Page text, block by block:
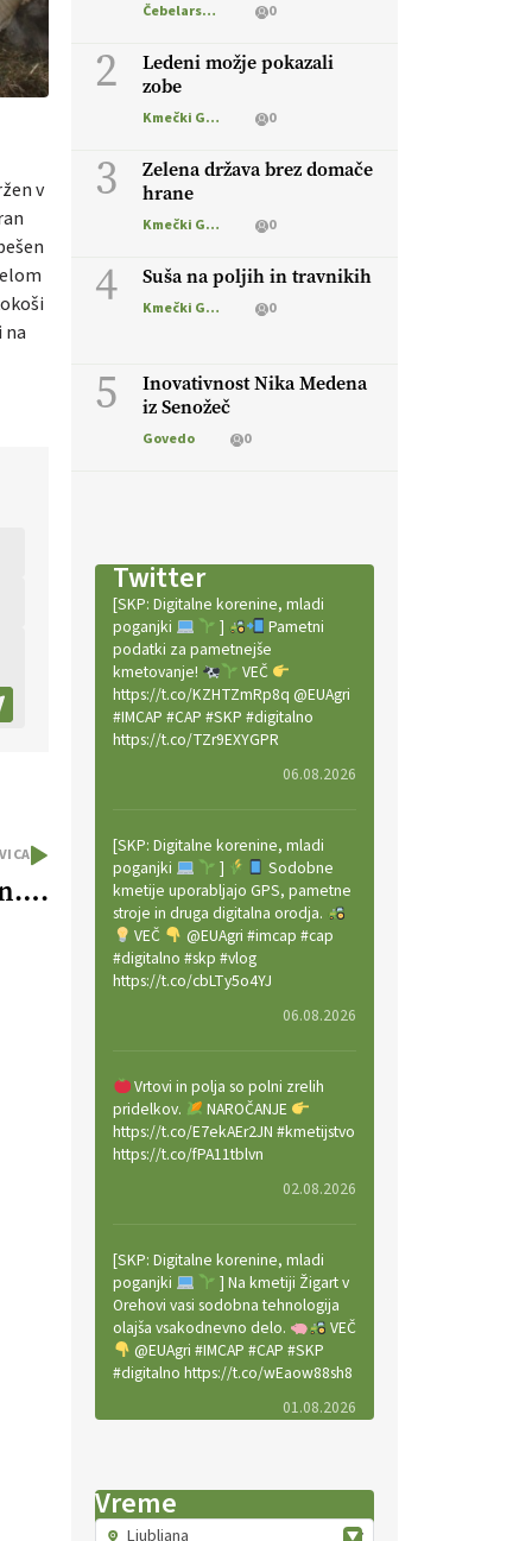
v
na
Čebelarstvo 0
2
Ledeni možje pokazali
zobe
Kmečki Glas 0
3
Zelena država brez domače
hrane
Kmečki Glas 0
4 Suša na poljih in travnikih
Kmečki Glas 0
5
Inovativnost Nika Medena
iz Senožeč
Govedo 0
Twitter
[SKP: Digitalne korenine, mladi
poganjki
]
Pametni
podatki za pametnejše
kmetovanje!
VEČ
https://t.co/KZHTZmRp8q @EUAgri
#IMCAP #CAP #SKP #digitalno
https://t.co/TZr9EXYGPR
06.08.2026
[SKP: Digitalne korenine, mladi
poganjki
]
Sodobne
kmetije uporabljajo GPS, pametne
stroje in druga digitalna orodja.
VEČ
@EUAgri #imcap #cap
#digitalno #skp #vlog
https://t.co/cbLTy5o4YJ
06.08.2026
Vrtovi in polja so polni zrelih
pridelkov.
NAROČANJE
https://t.co/E7ekAEr2JN #kmetijstvo
https://t.co/fPA11tblvn
02.08.2026
[SKP: Digitalne korenine, mladi
poganjki
] Na kmetiji Žigart v
Orehovi vasi sodobna tehnologija
olajša vsakodnevno delo.
VEČ
@EUAgri #IMCAP #CAP #SKP
#digitalno https://t.co/wEaow88sh8
01.08.2026
ekološko vinsko posestvo Fedora
na Krasu.
VEČ
Vreme
Ljubljana